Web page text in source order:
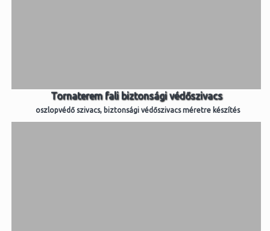
Tornaterem fali biztonsági védőszivacs
oszlopvédő szivacs, biztonsági védőszivacs méretre készítés